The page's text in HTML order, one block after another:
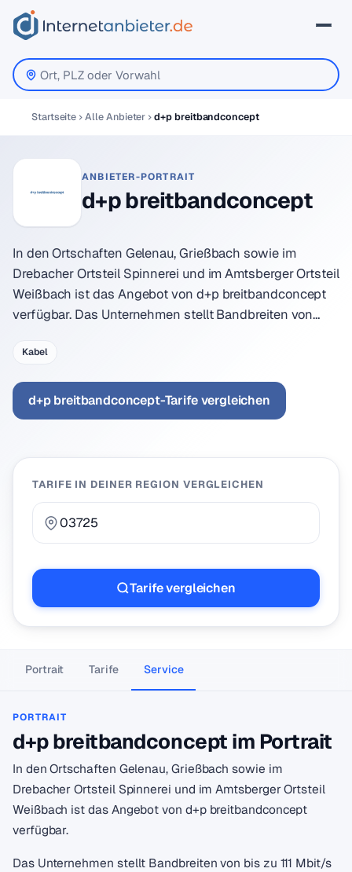
Startseite Alle Anbieter d+p breitbandconcept
ANBIETER-PORTRAIT
d+p breitbandconcept
In den Ortschaften Gelenau, Grießbach sowie im
Drebacher Ortsteil Spinnerei und im Amtsberger Ortsteil
Weißbach ist das Angebot von d+p breitbandconcept
verfügbar. Das Unternehmen stellt Bandbreiten von…
Kabel
d+p breitbandconcept-Tarife vergleichen
TARIFE IN DEINER REGION VERGLEICHEN
Tarife vergleichen
Portrait Tarife Service
PORTRAIT
d+p breitbandconcept im Portrait
In den Ortschaften Gelenau, Grießbach sowie im
Drebacher Ortsteil Spinnerei und im Amtsberger Ortsteil
Weißbach ist das Angebot von d+p breitbandconcept
verfügbar.
Das Unternehmen stellt Bandbreiten von bis zu 111 Mbit/s